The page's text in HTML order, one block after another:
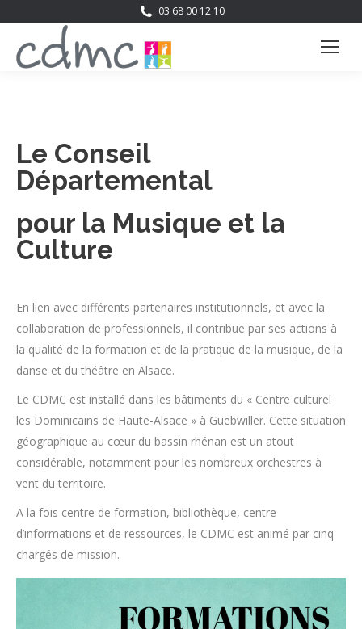
03 68 00 12 10
Le Conseil
Départemental
pour la Musique et la
Culture
En lien avec différents partenaires institutionnels, et avec la
collaboration de professionnels, il contribue par ses actions à
la qualité de la formation et de la pratique de la musique, de la
danse et du théâtre en Alsace.
Le CDMC est installé dans les bâtiments du « Centre culturel
les Dominicains de Haute-Alsace » à Guebwiller. Cette situation
géographique au cœur du bassin rhénan est un atout
considérable, notamment pour les nombreux orchestres à
vent du territoire.
A la fois centre de formation, bibliothèque, centre
d’informations et de ressources, le CDMC est animé par cinq
chargés de mission.